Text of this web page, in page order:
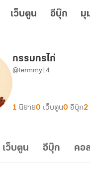
เว็บตูน อีบุ๊ก มุ
กรรมกรไก่
@termmy14
1 นิยาย0 เว็บตูน0 อีบุ๊ก2
เว็บตูน อีบุ๊ก คอ